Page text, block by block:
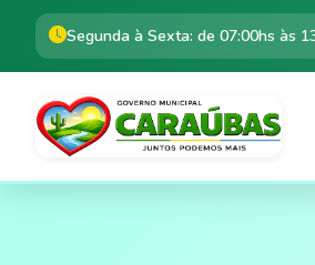
Segunda à Sexta: de 07:00hs às